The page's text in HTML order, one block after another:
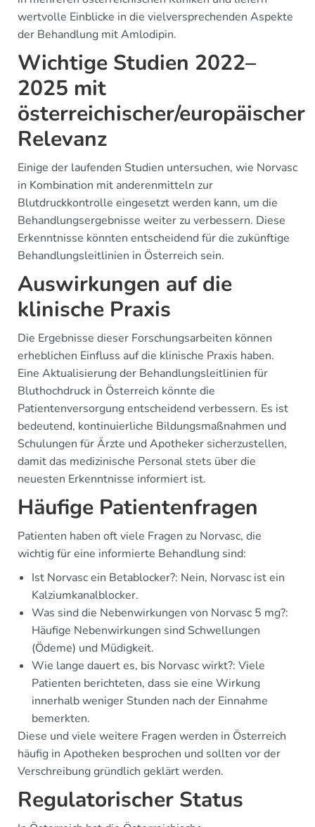
wertvolle Einblicke in die vielversprechenden Aspekte
der Behandlung mit Amlodipin.
Wichtige Studien 2022–
2025 mit
österreichischer/europäischer
Relevanz
Einige der laufenden Studien untersuchen, wie Norvasc
in Kombination mit anderenmitteln zur
Blutdruckkontrolle eingesetzt werden kann, um die
Behandlungsergebnisse weiter zu verbessern. Diese
Erkenntnisse könnten entscheidend für die zukünftige
Behandlungsleitlinien in Österreich sein.
Auswirkungen auf die
klinische Praxis
Die Ergebnisse dieser Forschungsarbeiten können
erheblichen Einfluss auf die klinische Praxis haben.
Eine Aktualisierung der Behandlungsleitlinien für
Bluthochdruck in Österreich könnte die
Patientenversorgung entscheidend verbessern. Es ist
bedeutend, kontinuierliche Bildungsmaßnahmen und
Schulungen für Ärzte und Apotheker sicherzustellen,
damit das medizinische Personal stets über die
neuesten Erkenntnisse informiert ist.
Häufige Patientenfragen
Patienten haben oft viele Fragen zu Norvasc, die
wichtig für eine informierte Behandlung sind:
Ist Norvasc ein Betablocker?: Nein, Norvasc ist ein
Kalziumkanalblocker.
Was sind die Nebenwirkungen von Norvasc 5 mg?:
Häufige Nebenwirkungen sind Schwellungen
(Ödeme) und Müdigkeit.
Wie lange dauert es, bis Norvasc wirkt?: Viele
Patienten berichteten, dass sie eine Wirkung
innerhalb weniger Stunden nach der Einnahme
bemerkten.
Diese und viele weitere Fragen werden in Österreich
häufig in Apotheken besprochen und sollten vor der
Verschreibung gründlich geklärt werden.
Regulatorischer Status